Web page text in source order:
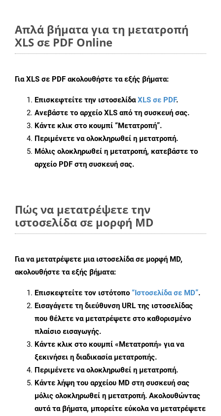
Απλά βήματα για τη μετατροπή
XLS σε PDF Online
ΓιαXLS σε PDF ακολουθήστε τα εξής βήματα:
Επισκεφτείτε την ιστοσελίδαXLS σε PDF.
Ανεβάστε το αρχείο XLS από τη συσκευή σας.
Κάντε κλικ στο κουμπί “Μετατροπή”.
Περιμένετε να ολοκληρωθεί η μετατροπή.
Μόλις ολοκληρωθεί η μετατροπή, κατεβάστε το
αρχείο PDF στη συσκευή σας.
Πώς να μετατρέψετε την
ιστοσελίδα σε μορφή MD
Για να μετατρέψετε μια ιστοσελίδα σε μορφή MD,
ακολουθήστε τα εξής βήματα:
Επισκεφτείτε τον ιστότοπο “Ιστοσελίδα σε MD”.
Εισαγάγετε τη διεύθυνση URL της ιστοσελίδας
που θέλετε να μετατρέψετε στο καθορισμένο
πλαίσιο εισαγωγής.
Κάντε κλικ στο κουμπί «Μετατροπή» για να
ξεκινήσει η διαδικασία μετατροπής.
Περιμένετε να ολοκληρωθεί η μετατροπή.
Κάντε λήψη του αρχείου MD στη συσκευή σας
μόλις ολοκληρωθεί η μετατροπή. Ακολουθώντας
αυτά τα βήματα, μπορείτε εύκολα να μετατρέψετε